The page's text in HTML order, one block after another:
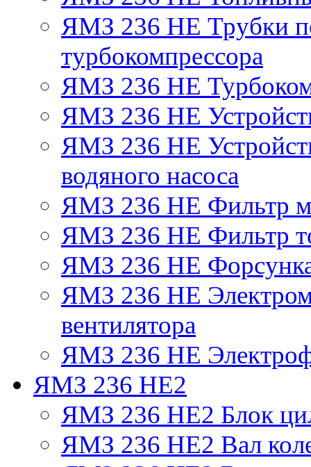
ЯМЗ 236 НЕ Трубки
турбокомпрессора
ЯМЗ 236 НЕ
ЯМЗ 236 НЕ
ЯМЗ 236 НЕ
водяного насоса
ЯМЗ 236 НЕ Фильтр
ЯМЗ 236 НЕ Фильтр
ЯМЗ 236 НЕ
ЯМЗ 236 НЕ
вентилятора
ЯМЗ 236 НЕ
ЯМЗ 236 НЕ2
ЯМЗ 236 НЕ2 Блок
ЯМЗ 236 НЕ2 Вал